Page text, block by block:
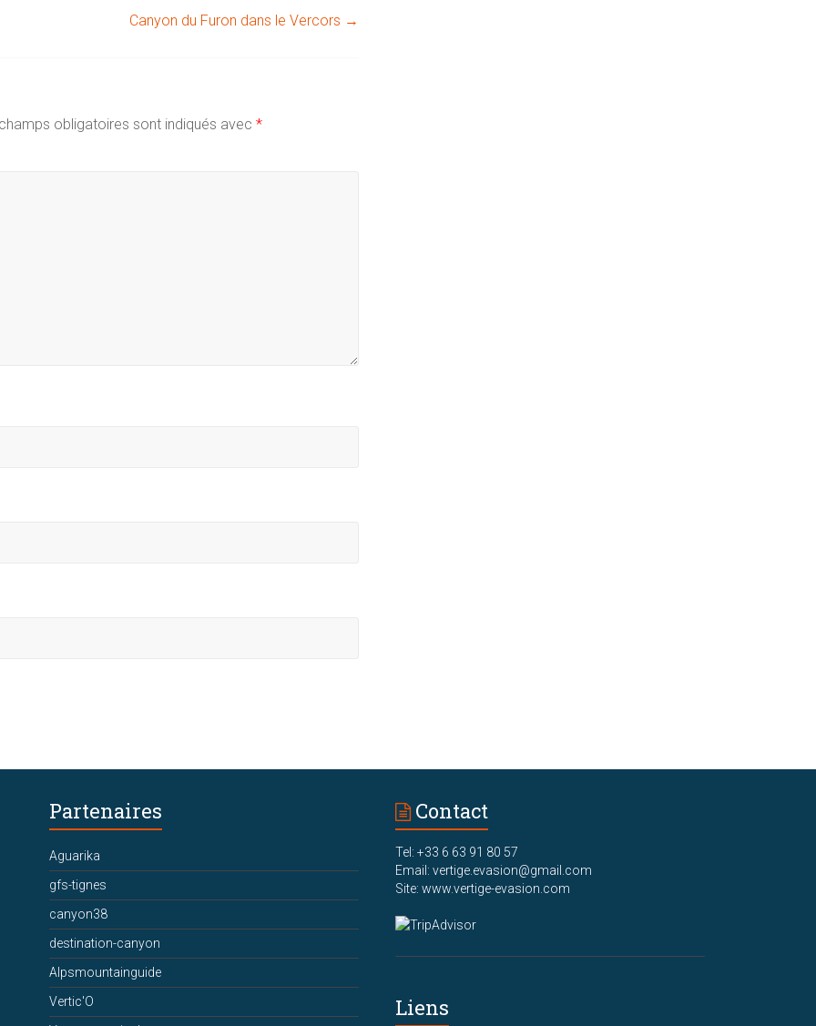
Canyon du Furon dans le Vercors →
obligatoires sont indiqués avec *
Partenaires
Aguarika
gfs-tignes
canyon38
destination-canyon
Alpsmountainguide
Vertic'O
Contact
Tel: +33 6 63 91 80 57
Email: vertige.evasion@gmail.com
Site: www.vertige-evasion.com
Liens